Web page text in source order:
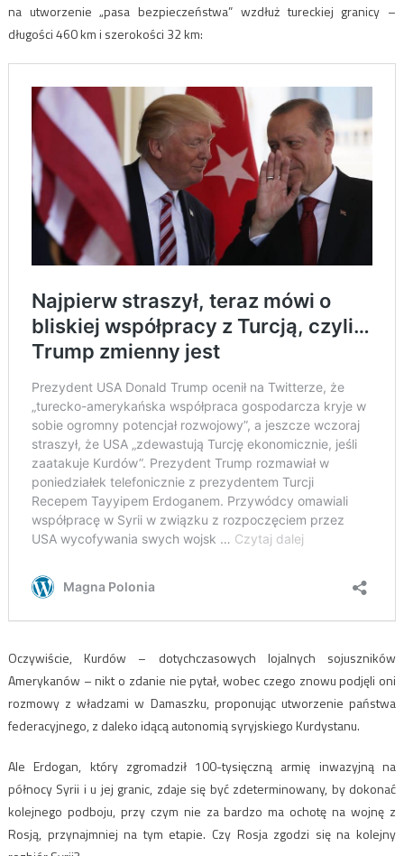
na utworzenie „pasa bezpieczeństwa” wzdłuż tureckiej granicy –
długości 460 km i szerokości 32 km:
Oczywiście, Kurdów – dotychczasowych lojalnych sojuszników
Amerykanów – nikt o zdanie nie pytał, wobec czego znowu podjęli oni
rozmowy z władzami w Damaszku, proponując utworzenie państwa
federacyjnego, z daleko idącą autonomią syryjskiego Kurdystanu.
Ale Erdogan, który zgromadził 100-tysięczną armię inwazyjną na
północy Syrii i u jej granic, zdaje się być zdeterminowany, by dokonać
kolejnego podboju, przy czym nie za bardzo ma ochotę na wojnę z
Rosją, przynajmniej na tym etapie. Czy Rosja zgodzi się na kolejny